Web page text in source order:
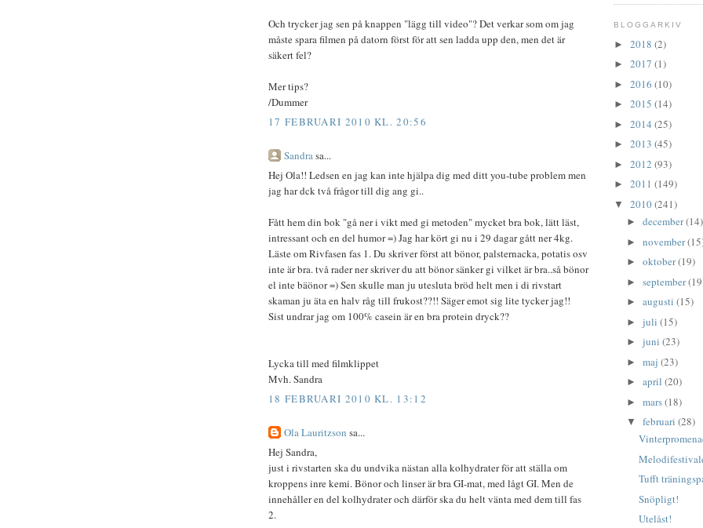
Och trycker jag sen på knappen "lägg till video"? Det verkar som om jag
måste spara filmen på datorn först för att sen ladda upp den, men det är
säkert fel?
Mer tips?
/Dummer
17 FEBRUARI 2010 KL. 20:56
Sandrasa...
Hej Ola!! Ledsen en jag kan inte hjälpa dig med ditt you-tube problem men
jag har dck två frågor till dig ang gi..
Fått hem din bok "gå ner i vikt med gi metoden" mycket bra bok, lätt läst,
intressant och en del humor =) Jag har kört gi nu i 29 dagar gått ner 4kg.
Läste om Rivfasen fas 1. Du skriver först att bönor, palsternacka, potatis osv
inte är bra. två rader ner skriver du att bönor sänker gi vilket är bra..så bönor
el inte bäönor =) Sen skulle man ju utesluta bröd helt men i di rivstart
skaman ju äta en halv råg till frukost??!! Säger emot sig lite tycker jag!!
Sist undrar jag om 100% casein är en bra protein dryck??
Lycka till med filmklippet
Mvh. Sandra
18 FEBRUARI 2010 KL. 13:12
Ola Lauritzson sa...
Hej Sandra,
just i rivstarten ska du undvika nästan alla kolhydrater för att ställa om
kroppens inre kemi. Bönor och linser är bra GI-mat, med lågt GI. Men de
innehåller en del kolhydrater och därför ska du helt vänta med dem till fas
2.
BLOGGARKIV
► 2018 (2)
► 2017 (1)
► 2016 (10)
► 2015 (14)
► 2014 (25)
► 2013 (45)
► 2012 (93)
► 2011 (149)
▼ 2010(241)
► december(14)
► november
► oktober(19)
► september
► augusti (15)
► juli (15)
► juni (23)
► maj (23)
► april (20)
► mars(18)
▼ februari (28)
Tufft
Snöpligt!
Utelåst!